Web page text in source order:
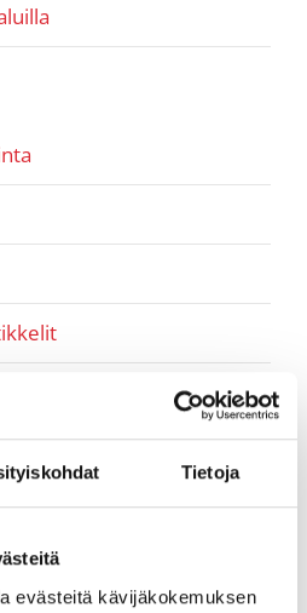
Tietoja
evästeitä kävijäkokemuksen